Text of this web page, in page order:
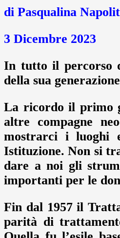
di Pasqualina
3 Dicembre 2023
In tutto il percorso
della sua
La ricordo il primo
altre compagne
mostrarci i luoghi
Istituzione. Non si
dare a noi gli
importanti per le
Fin dal 1957 il
parità di